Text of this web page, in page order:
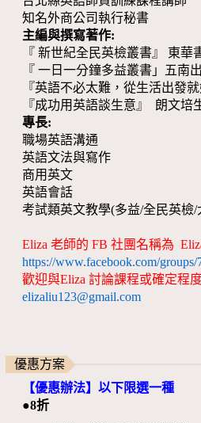
知名外商公司執行秘書
主編與撰寫著作:
『 新世紀全民英檢叢書』 東華
『 一日一分鐘多益叢書」五南
『英語不必太難，從生活出發
『成功用英語談生意』 朗文培
專長:
職場英語溝通
英語文法與寫作
商用英文
英語會話
考試類英文教學(多益/全民英檢
Eliza 老師的 FB 社團名稱為
https://www.facebook.com/
歡迎與Eliza 討論課程或確定程度
elizaliu123@gmail.com
優惠方案
【優惠辦法】以下限選一種
●8折